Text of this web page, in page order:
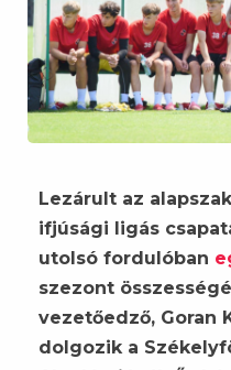
Lezárult az
ifjúsági ligás
utolsó fordulóban
szezont
vezetőedző, Goran
dolgozik a